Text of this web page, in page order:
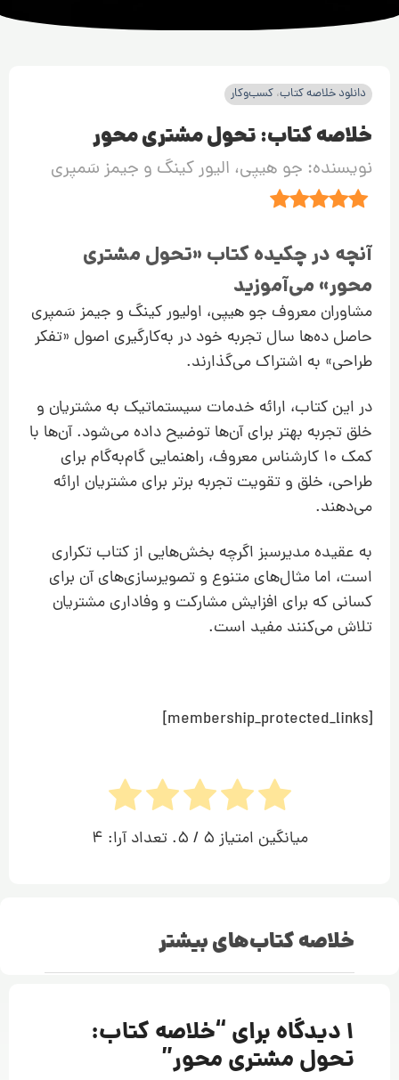
دانلود خلاصه کتاب، کسب‌وکار
خلاصه کتاب: تحول مشتری محور
نویسنده: جو هیپی، الیور کینگ و جیمز سَمپری
آنچه در چکیده کتاب «تحول مشتری
محور» می‌آموزید
مشاوران معروف جو هیپی، اولیور کینگ و جیمز سَمپری
حاصل ده‌ها سال تجربه خود در به‌کارگیری اصول «تفکر
طراحی» به اشتراک می‌گذارند.
در این کتاب، ارائه خدمات سیستماتیک به مشتریان و
خلق تجربه بهتر برای آن‌ها توضیح داده می‌شود. آن‌ها با
کمک 10 کارشناس معروف، راهنمایی گام‌به‌گام برای
طراحی، خلق و تقویت تجربه برتر برای مشتریان ارائه
می‌دهند.
به عقیده مدیرسبز اگرچه بخش‌هایی از کتاب تکراری
است، اما مثال‌های متنوع و تصویرسازی‌های آن برای
کسانی که برای افزایش مشارکت و وفاداری مشتریان
تلاش می‌کنند مفید است.
[membership_protected_links]
میانگین امتیاز 5 / 5. تعداد آرا: 4
خلاصه کتاب‌های بیشتر
1 دیدگاه برای “ خلاصه کتاب:
تحول مشتری محور”